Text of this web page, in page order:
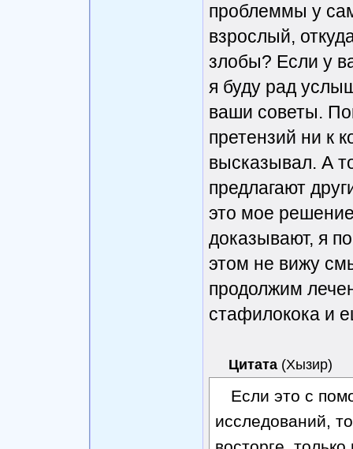
проблеммы у
взрослый,
злобы? Если у
я буду рад
ваши советы.
претензий ни к
высказывал. А
предлагают
это мое
доказывают, я
этом не вижу
продолжим
стафилокока и
Цитата (Хызир)
Если это с
исследований,